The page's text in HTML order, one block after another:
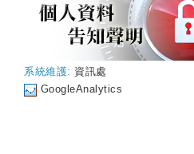
系統維護: 資訊處
GoogleAnalytics